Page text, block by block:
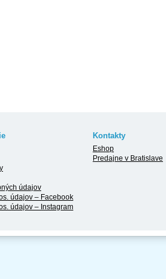
Kontakty
údajov
údajov – Facebook
údajov – Instagram
Eshop
Predajne v Bratislave